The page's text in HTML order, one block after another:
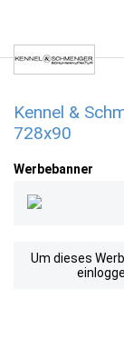
Kennel &
728x90
Werbebanner
Um dieses